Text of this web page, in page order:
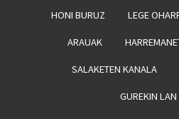
HONI BURUZ LEGE
ARAUAK
SALAKETEN KANALA
GUREKIN LAN